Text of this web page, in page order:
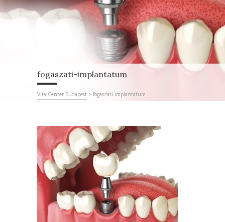
fogaszati-implantatum
VitalCenter Budapest > fogaszati-implantatum